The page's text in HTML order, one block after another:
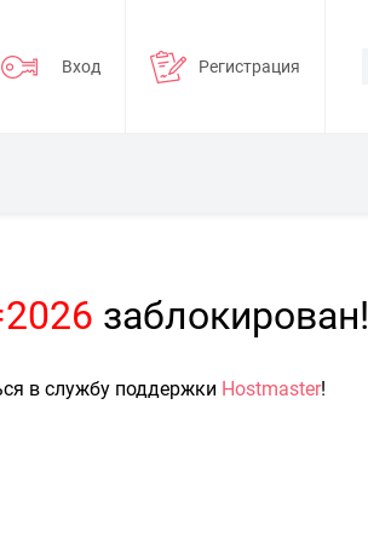
Вход Регистрация
заблокирован!
в службу поддержки Hostmaster!